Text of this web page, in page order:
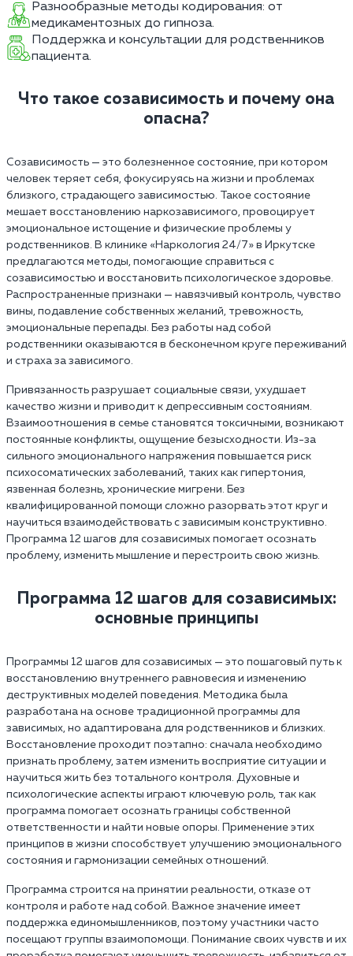
Разнообразные методы кодирования: от
медикаментозных до гипноза.
Поддержка и консультации для родственников
пациента.
Что такое созависимость и почему она
опасна?
Созависимость — это болезненное состояние, при котором
человек теряет себя, фокусируясь на жизни и проблемах
близкого, страдающего зависимостью. Такое состояние
мешает восстановлению наркозависимого, провоцирует
эмоциональное истощение и физические проблемы у
родственников. В клинике «Наркология 24/7» в Иркутске
предлагаются методы, помогающие справиться с
созависимостью и восстановить психологическое здоровье.
Распространенные признаки — навязчивый контроль, чувство
вины, подавление собственных желаний, тревожность,
эмоциональные перепады. Без работы над собой
родственники оказываются в бесконечном круге переживаний
и страха за зависимого.
Привязанность разрушает социальные связи, ухудшает
качество жизни и приводит к депрессивным состояниям.
Взаимоотношения в семье становятся токсичными, возникают
постоянные конфликты, ощущение безысходности. Из-за
сильного эмоционального напряжения повышается риск
психосоматических заболеваний, таких как гипертония,
язвенная болезнь, хронические мигрени. Без
квалифицированной помощи сложно разорвать этот круг и
научиться взаимодействовать с зависимым конструктивно.
Программа 12 шагов для созависимых помогает осознать
проблему, изменить мышление и перестроить свою жизнь.
Программа 12 шагов для созависимых:
основные принципы
Программы 12 шагов для созависимых — это пошаговый путь к
восстановлению внутреннего равновесия и изменению
деструктивных моделей поведения. Методика была
разработана на основе традиционной программы для
зависимых, но адаптирована для родственников и близких.
Восстановление проходит поэтапно: сначала необходимо
признать проблему, затем изменить восприятие ситуации и
научиться жить без тотального контроля. Духовные и
психологические аспекты играют ключевую роль, так как
программа помогает осознать границы собственной
ответственности и найти новые опоры. Применение этих
принципов в жизни способствует улучшению эмоционального
состояния и гармонизации семейных отношений.
Программа строится на принятии реальности, отказе от
контроля и работе над собой. Важное значение имеет
поддержка единомышленников, поэтому участники часто
посещают группы взаимопомощи. Понимание своих чувств и их